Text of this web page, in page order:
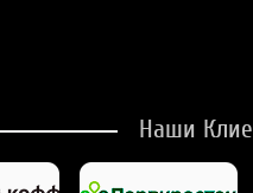
Наши